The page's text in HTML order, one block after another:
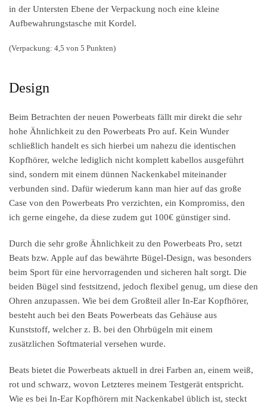
in der Untersten Ebene der Verpackung noch eine kleine
Aufbewahrungstasche mit Kordel.
(Verpackung: 4,5 von 5 Punkten)
Design
Beim Betrachten der neuen Powerbeats fällt mir direkt die sehr
hohe Ähnlichkeit zu den Powerbeats Pro auf. Kein Wunder
schließlich handelt es sich hierbei um nahezu die identischen
Kopfhörer, welche lediglich nicht komplett kabellos ausgeführt
sind, sondern mit einem dünnen Nackenkabel miteinander
verbunden sind. Dafür wiederum kann man hier auf das große
Case von den Powerbeats Pro verzichten, ein Kompromiss, den
ich gerne eingehe, da diese zudem gut 100€ günstiger sind.
Durch die sehr große Ähnlichkeit zu den Powerbeats Pro, setzt
Beats bzw. Apple auf das bewährte Bügel-Design, was besonders
beim Sport für eine hervorragenden und sicheren halt sorgt. Die
beiden Bügel sind festsitzend, jedoch flexibel genug, um diese den
Ohren anzupassen. Wie bei dem Großteil aller In-Ear Kopfhörer,
besteht auch bei den Beats Powerbeats das Gehäuse aus
Kunststoff, welcher z. B. bei den Ohrbügeln mit einem
zusätzlichen Softmaterial versehen wurde.
Beats bietet die Powerbeats aktuell in drei Farben an, einem weiß,
rot und schwarz, wovon Letzteres meinem Testgerät entspricht.
Wie es bei In-Ear Kopfhörern mit Nackenkabel üblich ist, steckt